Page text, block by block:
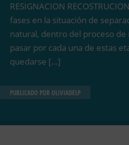
RESIGNACION
fases en la situación de
natural, dentro del proceso
pasar por cada una de estas
quedarse […]
PUBLICADO POR OLIVIADELP